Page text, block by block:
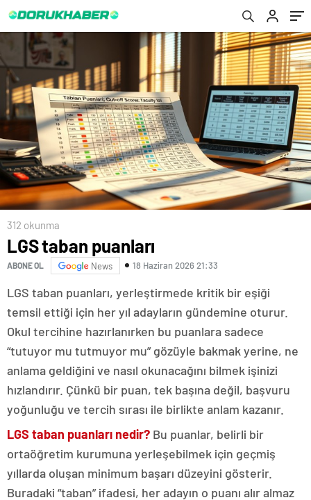
312 okunma
LGS taban puanları
ABONE OL News 18 Haziran 2026 21:33
LGS taban puanları, yerleştirmede kritik bir eşiği
temsil ettiği için her yıl adayların gündemine oturur.
Okul tercihine hazırlanırken bu puanlara sadece
“tutuyor mu tutmuyor mu” gözüyle bakmak yerine, ne
anlama geldiğini ve nasıl okunacağını bilmek işinizi
hızlandırır. Çünkü bir puan, tek başına değil, başvuru
yoğunluğu ve tercih sırası ile birlikte anlam kazanır.
LGS taban puanları nedir? Bu puanlar, belirli bir
ortaöğretim kurumuna yerleşebilmek için geçmiş
yıllarda oluşan minimum başarı düzeyini gösterir.
Buradaki “taban” ifadesi, her adayın o puanı alır almaz